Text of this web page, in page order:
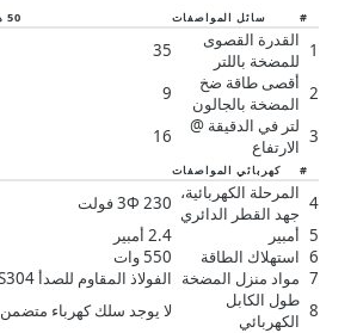
# سائل المواصفات 50 هرتز
1 القدرة القصوى
للمضخة باللتر
35
2 أقصى طاقة ضخ
المضخة بالجالون
9
3 لتر في الدقيقة @
الارتفاع
16
# كهربائي المواصفات
4 المرحلة الكهربائية،
جهد القطر الدائري 3Φ 230 فولت
5 أمبير
2.4 أمبير
6 استهلاك الطاقة
550 وات
7 مواد منزل المضخة الفولاذ المقاوم للصدأ SUS304
8 طول الكابل
الكهربائي
لا يوجد سلك كهرباء متضمن